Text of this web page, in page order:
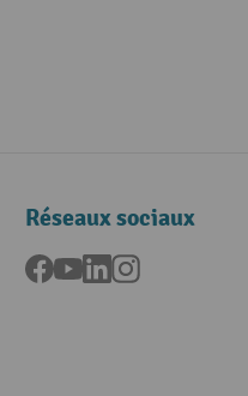
Réseaux sociaux
Facebook
YouTubeLinkedInInstagram